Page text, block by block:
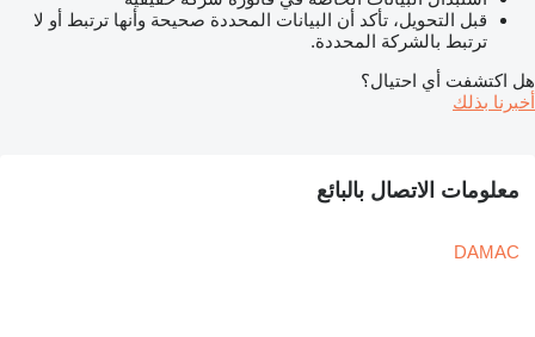
قبل التحويل، تأكد أن البيانات المحددة صحيحة وأنها ترتبط أو لا
ترتبط بالشركة المحددة.
هل اكتشفت أي احتيال؟
أخبرنا بذلك
معلومات الاتصال بالبائع
DAMAC